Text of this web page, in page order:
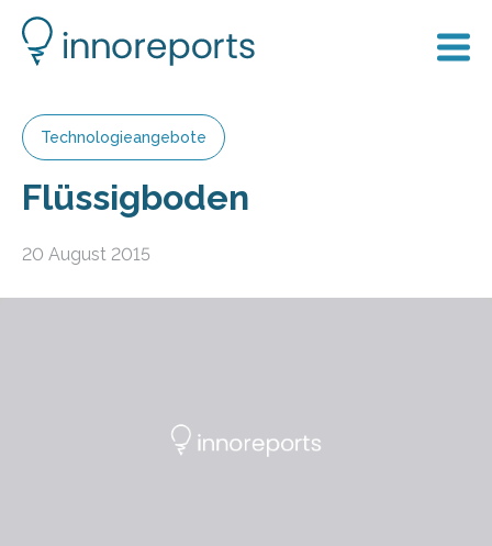
Technologieangebote
Flüssigboden
20 August 2015